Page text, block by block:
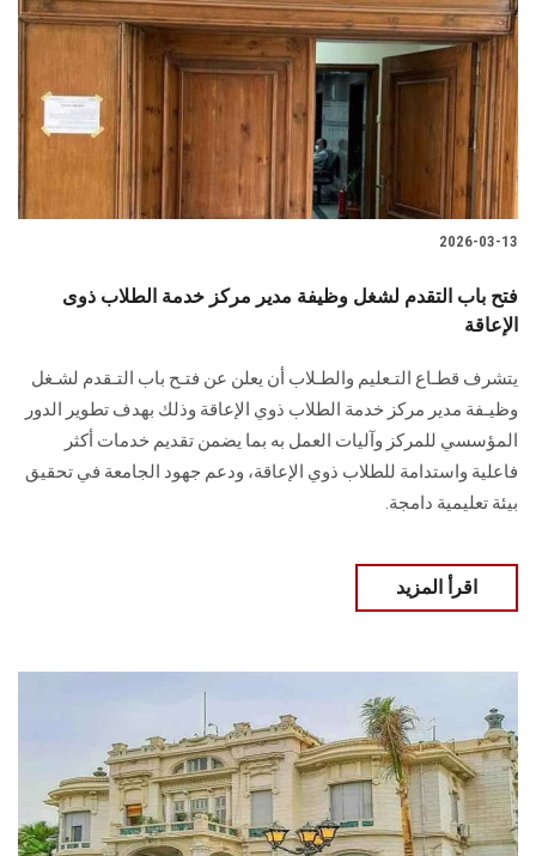
2026-03-13
فتح باب التقدم لشغل وظيفة مدير مركز خدمة الطلاب ذوى
الإعاقة
يتشرف قطـاع التـعليم والطـلاب أن يعلن عن فتـح باب التـقدم لشـغل
وظيـفة مدير مركز خدمة الطلاب ذوي الإعاقة وذلك بهدف تطوير الدور
المؤسسي للمركز وآليات العمل به بما يضمن تقديم خدمات أكثر
فاعلية واستدامة للطلاب ذوي الإعاقة، ودعم جهود الجامعة في تحقيق
بيئة تعليمية دامجة.
اقرأ المزيد